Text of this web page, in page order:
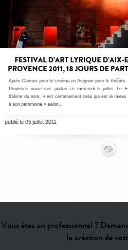
FESTIVAL D’ART LYRIQUE D’AIX-
PROVENCE 2011, 18 JOURS DE
Après Cannes pour le cinéma ou Avignon pour le théâtre,
Provence ouvre ses portes ce mercredi 6 juillet. Le
63ème du nom, « est certainement celui qui est le mieux
à son patrimoine » selon…
publié le 05 juillet 2011
Vous êtes un professionnel ?
la création de